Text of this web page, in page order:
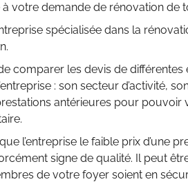
votre demande de rénovation de
spécialisée dans la
comparer les devis de
: son secteur d’activité,
antérieures pour
l’entreprise le faible prix d’une
signe de qualité. Il peut
de votre foyer soient en